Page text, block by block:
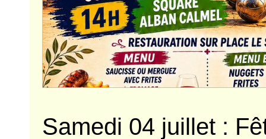
Samedi 04 juillet :